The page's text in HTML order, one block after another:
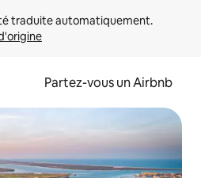
Partez-vous un Airbnb